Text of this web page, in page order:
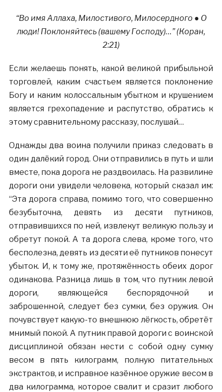
“Во имя Аллаха, Милостивого, Милосердного ● О
люди! Поклоняйтесь (вашему Господу)…” (Коран,
2:21)
Если желаешь понять, какой великой прибыльной
торговлей, каким счастьем является поклонение
Богу и каким колоссальным убытком и крушением
является грехопадение и распутство, обратись к
этому сравнительному рассказу, послушай…
Однажды два воина получили приказ следовать в
один далёкий город. Они отправились в путь и шли
вместе, пока дорога не раздвоилась. На развилине
дороги они увидели человека, который сказал им:
“Эта дорога справа, помимо того, что совершенно
безубыточна, девять из десяти путников,
отправившихся по ней, извлекут великую пользу и
обретут покой. А та дорога слева, кроме того, что
бесполезна, девять из десяти её путников понесут
убыток. И, к тому же, протяжённость обеих дорог
одинакова. Разница лишь в том, что путник левой
дороги, являющейся беспорядочной и
заброшенной, следует без сумки, без оружия. Он
почувствует какую-то внешнюю лёгкость, обретёт
мнимый покой. А путник правой дороги с воинской
дисциплиной обязан нести с собой одну сумку
весом в пять килограмм, полную питательных
экстрактов, и исправное казённое оружие весом в
два килограмма, которое свалит и сразит любого